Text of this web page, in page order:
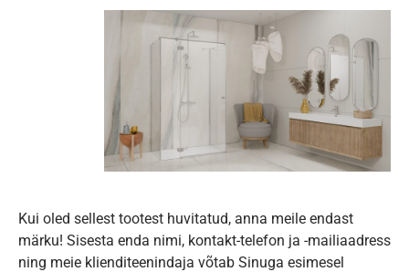
Kui oled sellest tootest huvitatud, anna meile endast
märku! Sisesta enda nimi, kontakt-telefon ja -mailiaadress
ning meie klienditeenindaja võtab Sinuga esimesel